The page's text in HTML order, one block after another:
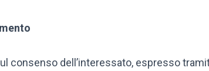
consenso dell’interessato, espresso